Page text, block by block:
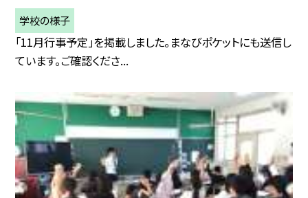
学校の様子
「11月行事予定」を掲載しました。まなびポケットにも送信し
ています。ご確認くださ...